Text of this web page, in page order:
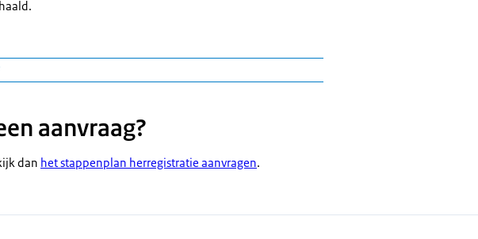
uw besluit en in ‘
aanvraag?
dan het stappenplan herregistratie aanvragen.